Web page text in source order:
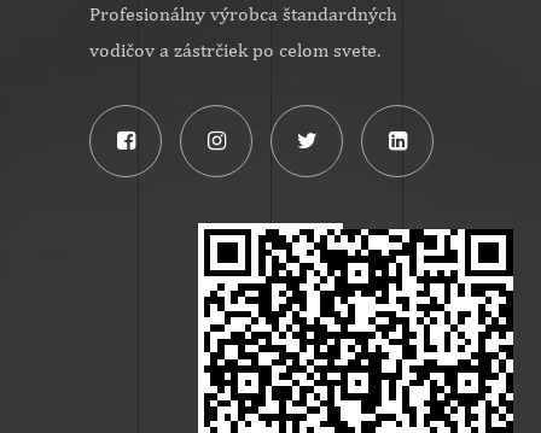
Profesionálny výrobca štandardných
vodičov a zástrčiek po celom svete.